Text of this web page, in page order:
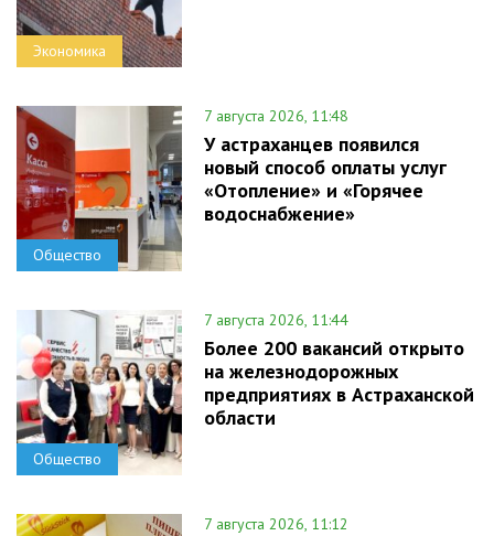
Экономика
Общество
7 августа 2026, 11:48
У астраханцев появился
новый способ оплаты услуг
«Отопление» и «Горячее
водоснабжение»
Общество
7 августа 2026, 11:44
Более 200 вакансий открыто
на железнодорожных
предприятиях в Астраханской
области
7 августа 2026, 11:12